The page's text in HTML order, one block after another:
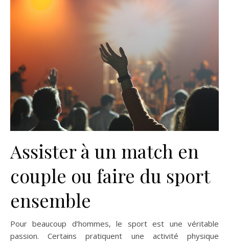
Assister à un match en
couple ou faire du sport
ensemble
Pour beaucoup d’hommes, le sport est une véritable
passion. Certains pratiquent une activité physique